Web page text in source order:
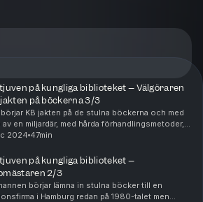
på kungliga biblioteket – Välgöraren
på böckerna 3/3
börjar KB jakten på de stulna böckerna och med
av en miljardär, med hårda förhandlingsmetoder,
tillbaka flera verk. Och än i dag pågår
2024 47min
på kungliga biblioteket –
2/3
börjar lämna in stulna böcker till en
i Hamburg redan på 1980-talet men